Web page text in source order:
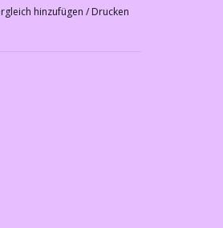
hinzufügen / Drucken